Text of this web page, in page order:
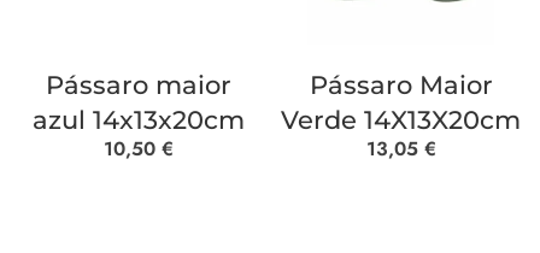
Pássaro maior
azul 14x13x20cm
10,50€
Pássaro Maior
Verde 14X13X20cm
13,05 €